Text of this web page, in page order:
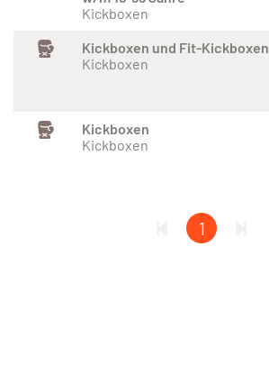
Kickboxen
Kickboxen und Fit-Kickboxen
Kickboxen
Kickboxen
Kickboxen
1